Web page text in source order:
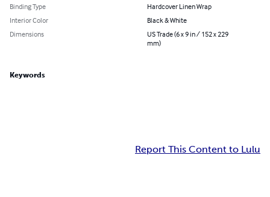
Binding Type
Hardcover Linen Wrap
Interior Color
Black & White
Dimensions
US Trade (6 x 9 in / 152 x 229
mm)
Keywords
Report This Content to Lulu